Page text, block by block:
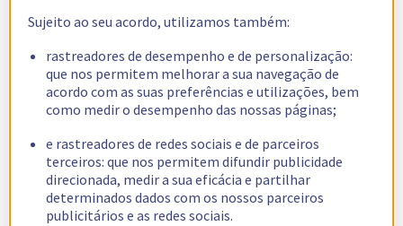
Sujeito ao seu acordo, utilizamos também:
rastreadores de desempenho e de personalização:
que nos permitem melhorar a sua navegação de
acordo com as suas preferências e utilizações, bem
como medir o desempenho das nossas páginas;
e rastreadores de redes sociais e de parceiros
terceiros: que nos permitem difundir publicidade
direcionada, medir a sua eficácia e partilhar
determinados dados com os nossos parceiros
publicitários e as redes sociais.